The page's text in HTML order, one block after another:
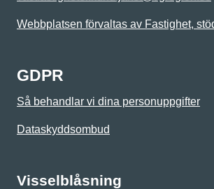
Webbplatsen förvaltas av Fastighet,
GDPR
Så behandlar vi dina personuppgifter
Dataskyddsombud
Visselblåsning